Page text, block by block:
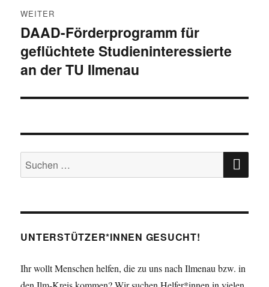
WEITER
Nächster
Beitrag:
DAAD-Förderprogramm für
geflüchtete Studieninteressierte
an der TU Ilmenau
Suche
nach:
UNTERSTÜTZER*INNEN GESUCHT!
Ihr wollt Menschen helfen, die zu uns nach Ilmenau bzw. in